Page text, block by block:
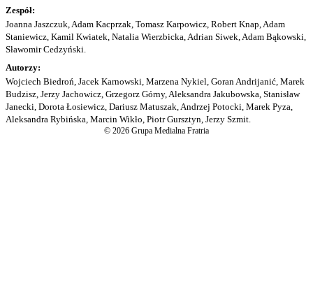
Zespół:
Joanna Jaszczuk, Adam Kacprzak, Tomasz Karpowicz, Robert Knap, Adam
Staniewicz, Kamil Kwiatek, Natalia Wierzbicka, Adrian Siwek, Adam Bąkowski,
Sławomir Cedzyński.
Autorzy:
Wojciech Biedroń, Jacek Karnowski, Marzena Nykiel, Goran Andrijanić, Marek
Budzisz, Jerzy Jachowicz, Grzegorz Górny, Aleksandra Jakubowska, Stanisław
Janecki, Dorota Łosiewicz, Dariusz Matuszak, Andrzej Potocki, Marek Pyza,
Aleksandra Rybińska, Marcin Wikło, Piotr Gursztyn, Jerzy Szmit.
© 2026 Grupa Medialna Fratria